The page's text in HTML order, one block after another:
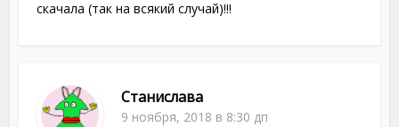
скачала (так на всякий случай)!!!
Станислава
9 ноября, 2018 в 8:30 дп